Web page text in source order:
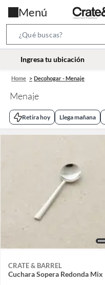
Menú
location-
Ingresa tu ubicación
Home Decohogar - Menaje
Menaje
Retira hoy Llega mañana
CRATE & BARREL
Cuchara Sopera Redonda Mix